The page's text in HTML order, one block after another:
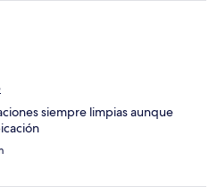
siempre limpias aunque